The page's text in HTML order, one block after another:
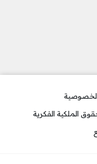
الملكية الفكرية